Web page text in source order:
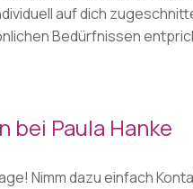
auf dich
Bedürfnissen
bei Paula Hanke
Nimm dazu einfach